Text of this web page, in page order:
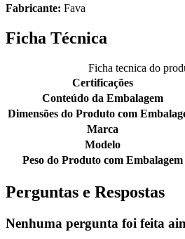
Fabricante: Fava
Ficha Técnica
Ficha tecnica do
Certificações
Conteúdo da Embalagem
Dimensões do Produto com
Marca
Modelo
Peso do Produto com Embalagem
Perguntas e Respostas
Nenhuma pergunta foi feita